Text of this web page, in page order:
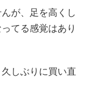
が、足を高くし
てる感覚はあり
しぶりに買い直